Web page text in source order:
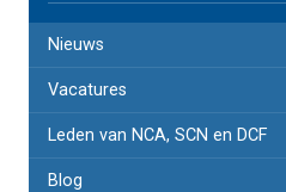
Nieuws
Vacatures
Leden van NCA, SCN en DCF
Blog